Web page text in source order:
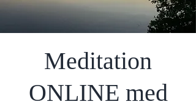
Meditation
ONLINE med